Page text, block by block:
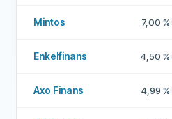
Mintos 7,00 %
Enkelfinans 4,50 %
Axo Finans 4,99 %